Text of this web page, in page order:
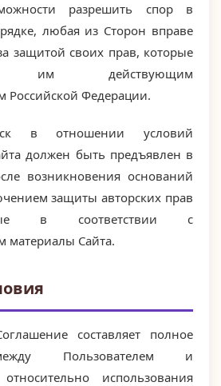
разрешить спор в
любая из Сторон вправе
защитой своих прав, которые
им действующим
Российской Федерации.
в отношении условий
должен быть предъявлен в
возникновения оснований
защиты авторских прав
в соответствии с
материалы Сайта.
составляет полное
Пользователем и
использования